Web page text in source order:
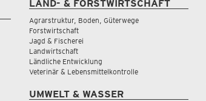
LAND- & FORSTWIRTSCHAFT
Agrarstruktur, Boden, Güterwege
Forstwirtschaft
Jagd & Fischerei
Landwirtschaft
Ländliche Entwicklung
Veterinär & Lebensmittelkontrolle
UMWELT & WASSER